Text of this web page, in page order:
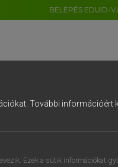
BELÉPÉS EDUID-
További információért
Ezek a sütik információkat
6 7 8 9
z u i